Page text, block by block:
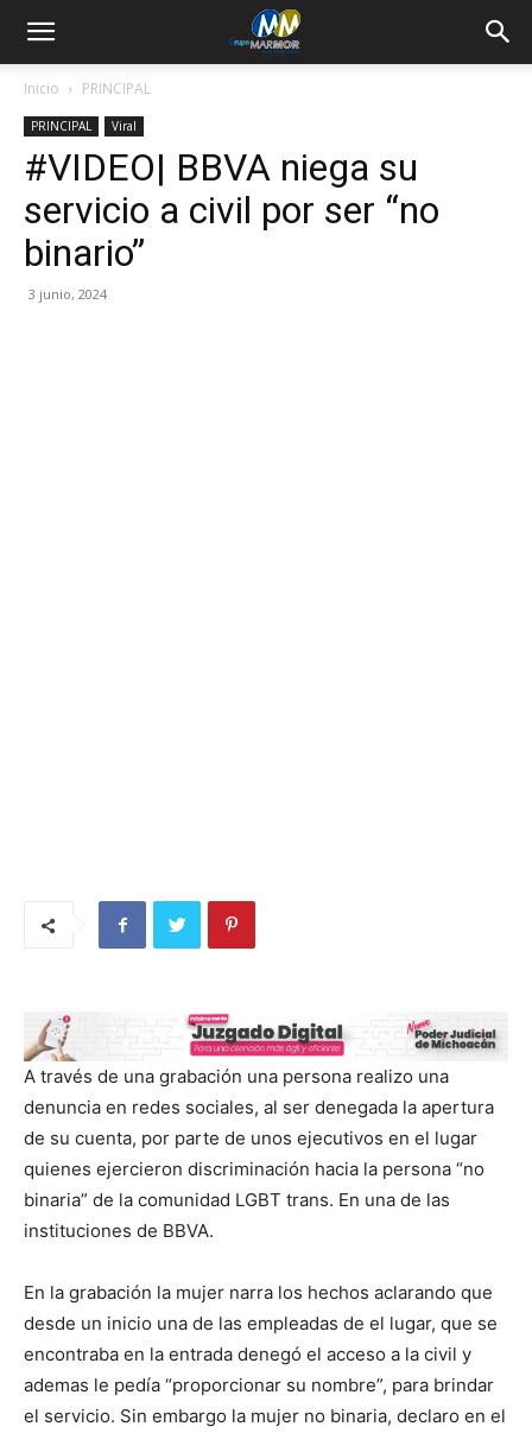
Inicio PRINCIPAL
PRINCIPAL Viral
#VIDEO| BBVA niega su
servicio a civil por ser “no
binario”
3 junio, 2024
A través de una grabación una persona realizo una
denuncia en redes sociales, al ser denegada la apertura
de su cuenta, por parte de unos ejecutivos en el lugar
quienes ejercieron discriminación hacia la persona “no
binaria” de la comunidad LGBT trans. En una de las
instituciones de BBVA.
En la grabación la mujer narra los hechos aclarando que
desde un inicio una de las empleadas de el lugar, que se
encontraba en la entrada denegó el acceso a la civil y
ademas le pedía “proporcionar su nombre”, para brindar
el servicio. Sin embargo la mujer no binaria, declaro en el